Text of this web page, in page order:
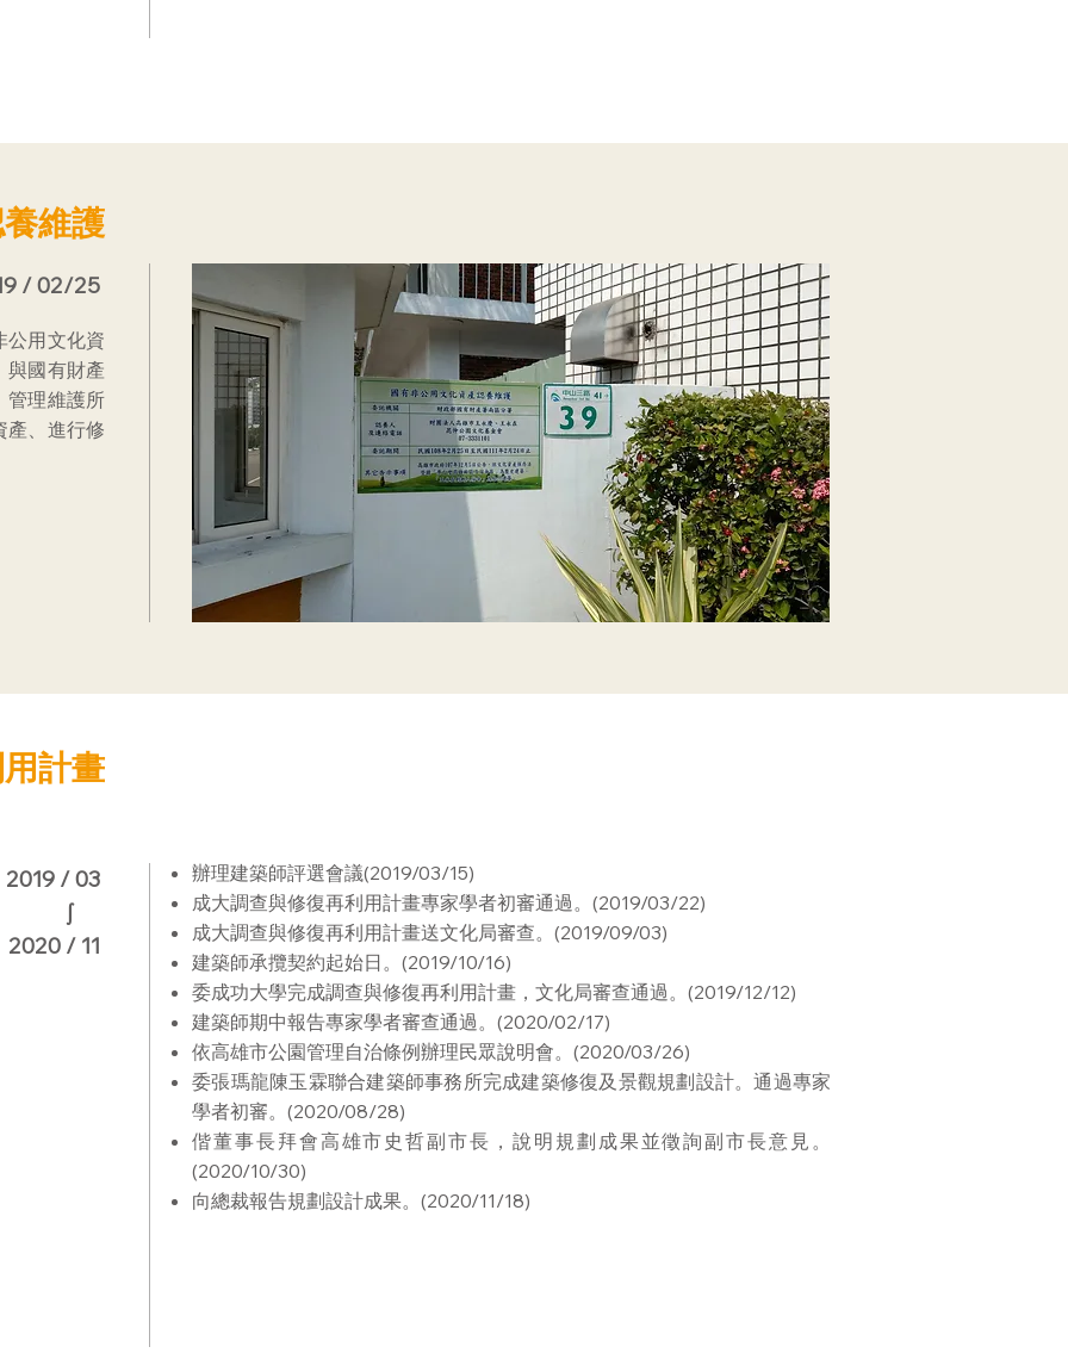
維護
/ 02/25
公用文化資
與國有財產
管理維護所
產、進行修
計畫
​2019 / 03
∫
2020 / 11
辦理建築師評選會議(2019/03/15)
成大調查與修復再利用計畫專家學者初審通過。(2019/03/22)
成大調查與修復再利用計畫送文化局審查。(2019/09/03)
建築師承攬契約起始日。(2019/10/16)
委成功大學完成調查與修復再利用計畫，文化局審查通過。(2019/12/12)
建築師期中報告專家學者審查通過。(2020/02/17)
依高雄市公園管理自治條例辦理民眾說明會。(2020/03/26)
委張瑪龍陳玉霖聯合建築師事務所完成建築修復及景觀規劃設計。通過專家
學者初審。(2020/08/28)
偕董事長拜會高雄市史哲副市長，說明規劃成果並徵詢副市長意見。
(2020/10/30)
向總裁報告規劃設計成果。(2020/11/18)